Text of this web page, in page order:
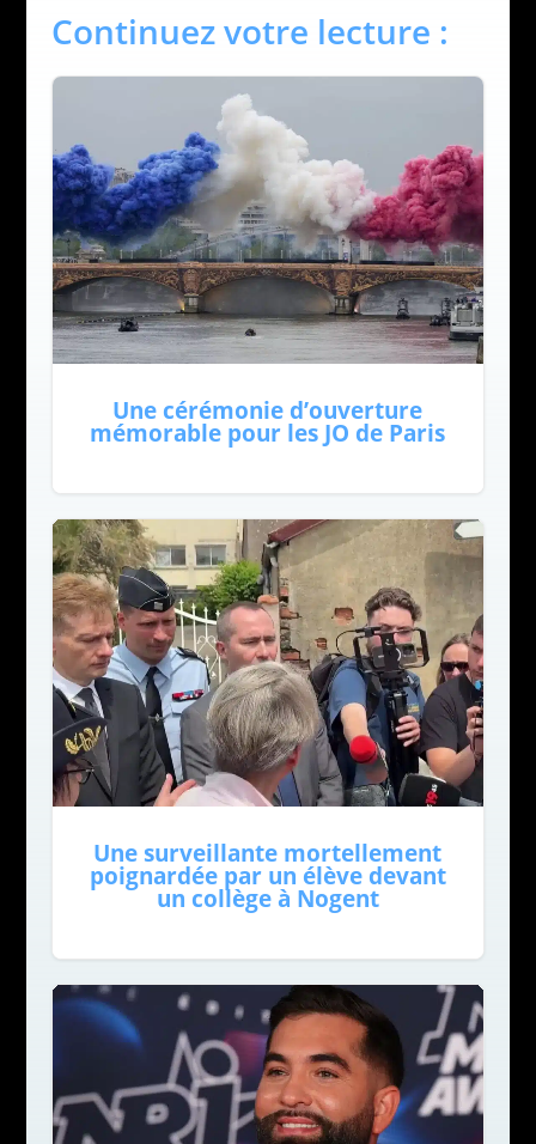
Continuez votre lecture :
Une cérémonie d’ouverture
mémorable pour les JO de Paris
Une surveillante mortellement
poignardée par un élève devant
un collège à Nogent